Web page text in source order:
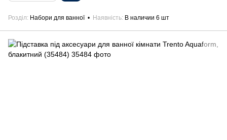
Розділ Набори для ванної Наявність В наличии 6 шт